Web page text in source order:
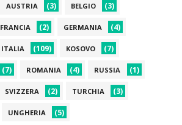
AUSTRIA (3) BELGIO (3)
FRANCIA (2) GERMANIA (4)
ITALIA (109) KOSOVO (7)
(7) ROMANIA (4) RUSSIA (1)
SVIZZERA (2) TURCHIA (3)
UNGHERIA (5)